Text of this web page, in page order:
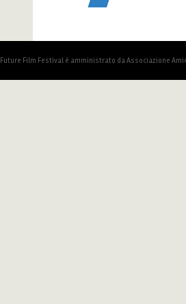
Future Film Festival è amministrato da Associazione